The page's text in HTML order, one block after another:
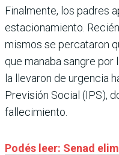
Finalmente, los padres
estacionamiento.
mismos se percataron
que manaba sangre por
la llevaron de urgencia
Previsión Social (IPS),
fallecimiento.
Podés leer: Senad